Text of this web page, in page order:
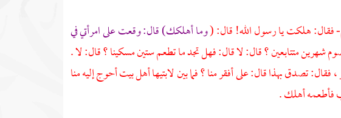
فقال: هلكت يا رسول الله! قال: (وما أهلكك) قال: وقعت على امرأتي في
شهرين متتابعين ؟ قال: لا قال: فهل تجد ما تطعم ستين مسكينا ؟ قال: لا .
تصدق بهذا قال: على أفقر منا ؟ فما بين لابتيها أهل بيت أحوج إليه منا
فأطعمه أهلك .